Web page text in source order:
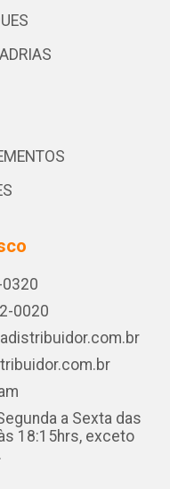
0020
a Sexta das
18:15hrs, exceto